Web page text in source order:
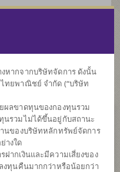
น
หากจากบริษัทจัดการ ดังนั้น
ทยพาณิชย์ จำกัด (“บริษัท
ผลขาดทุนของกองทุนรวม
นรวมไม่ได้ขึ้นอยู่กับสถานะ
านของบริษัทหลักทรัพย์จัดการ
างใด
ากเงินและมีความเสี่ยงของ
งทุนคืนมากกว่าหรือน้อยกว่า